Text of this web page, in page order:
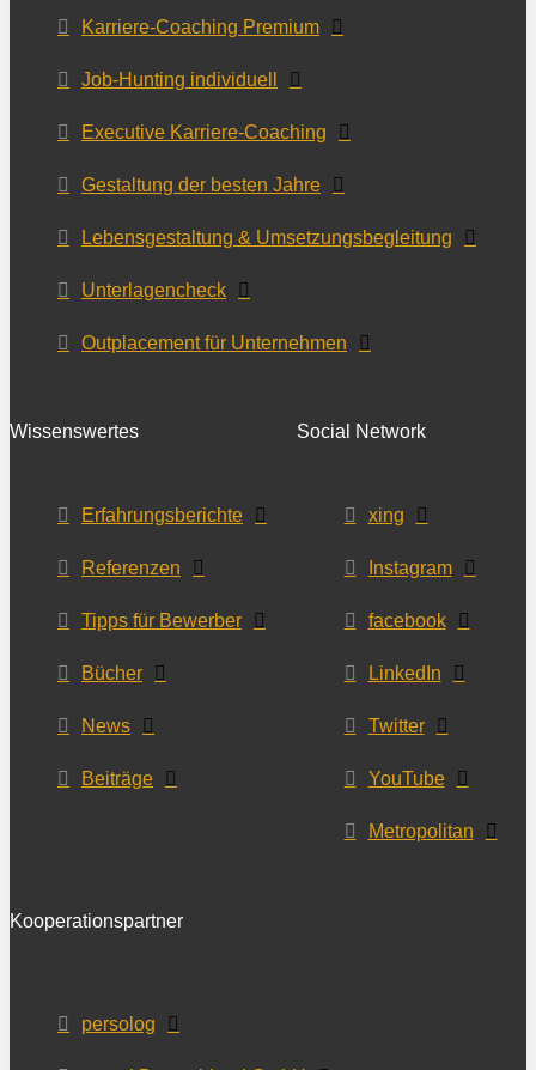
Karriere-Coaching Premium
Job-Hunting individuell
Executive Karriere-Coaching
Gestaltung der besten Jahre
Lebensgestaltung & Umsetzungsbegleitung
Unterlagencheck
Outplacement für Unternehmen
Wissenswertes
Erfahrungsberichte
Referenzen
Tipps für Bewerber
Bücher
News
Beiträge
Social Network
xing
Instagram
facebook
LinkedIn
Twitter
YouTube
Metropolitan
Kooperationspartner
persolog